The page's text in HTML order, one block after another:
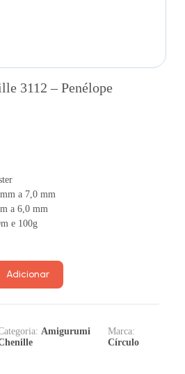
3112 – Penélope
a 7,0 mm
a 6,0 mm
e 100g
Adicionar
Amigurumi
Marca:
Círculo